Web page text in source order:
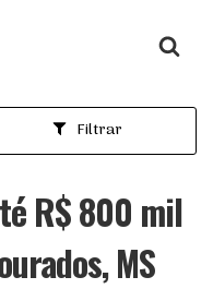
Filtrar
R$ 800 mil
MS